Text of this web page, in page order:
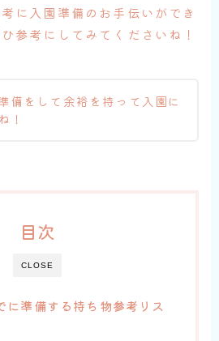
に入園準備のお手伝いができ
参考にしてみてくださいね！
備をして余裕を持って入園に
！
CLOSE
目次
に準備する持ち物参考リス